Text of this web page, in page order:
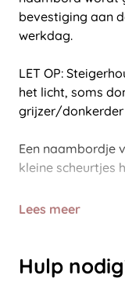
bevestiging aan
werkdag.
LET OP:
het licht, soms
grijzer/donkerder
Een naambordje
kleine scheurtjes
Lees meer
Hulp